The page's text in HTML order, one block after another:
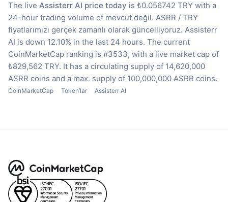
The live Assisterr AI price today is ₺0.056742 TRY with a
24-hour trading volume of mevcut değil. ASRR / TRY
fiyatlarımızı gerçek zamanlı olarak güncelliyoruz. Assisterr
AI is down 12.10% in the last 24 hours. The current
CoinMarketCap ranking is #3533, with a live market cap of
₺829,562 TRY. It has a circulating supply of 14,620,000
ASRR coins and a max. supply of 100,000,000 ASRR coins.
CoinMarketCap Token’lar Assisterr AI